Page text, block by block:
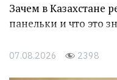
Зачем в Казахстане
панельки и что это
07.08.2026 2398